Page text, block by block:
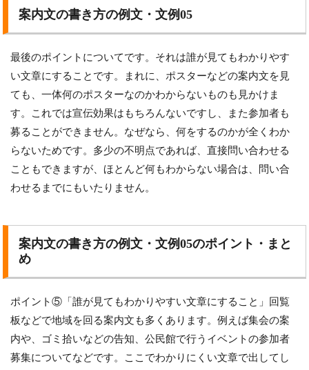
案内文の書き方の例文・文例05
最後のポイントについてです。それは誰が見てもわかりやす
い文章にすることです。まれに、ポスターなどの案内文を見
ても、一体何のポスターなのかわからないものも見かけま
す。これでは宣伝効果はもちろんないですし、また参加者も
募ることができません。なぜなら、何をするのかが全くわか
らないためです。多少の不明点であれば、直接問い合わせる
こともできますが、ほとんど何もわからない場合は、問い合
わせるまでにもいたりません。
案内文の書き方の例文・文例05のポイント・まと
め
ポイント⑤「誰が見てもわかりやすい文章にすること」回覧
板などで地域を回る案内文も多くあります。例えば集会の案
内や、ゴミ拾いなどの告知、公民館で行うイベントの参加者
募集についてなどです。ここでわかりにくい文章で出してし